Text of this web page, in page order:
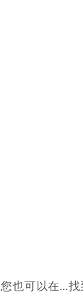
您也可以在…找